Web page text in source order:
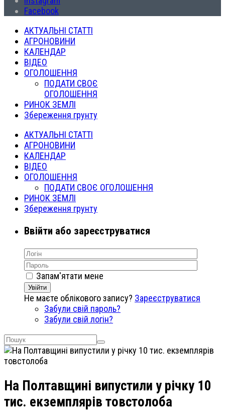
Facebook
АКТУАЛЬНІ СТАТТІ
АГРОНОВИНИ
КАЛЕНДАР
ВІДЕО
ОГОЛОШЕННЯ
ПОДАТИ СВОЄ
ОГОЛОШЕННЯ
РИНОК ЗЕМЛІ
Збереження грунту
АКТУАЛЬНІ СТАТТІ
АГРОНОВИНИ
КАЛЕНДАР
ВІДЕО
ОГОЛОШЕННЯ
ПОДАТИ СВОЄ ОГОЛОШЕННЯ
РИНОК ЗЕМЛІ
Збереження грунту
Ввійти або зареєструватися
Запам'ятати мене
Увійти
Не маєте облікового запису? Зареєструватися
Забули свій пароль?
Забули свій логін?
На Полтавщині випустили у річку 10
тис. екземплярів товстолоба